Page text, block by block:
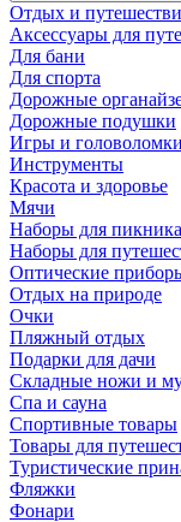
Отдых и
Аксессуары для
Для бани
Для спорта
Дорожные
Дорожные подушки
Игры и головоломки
Инструменты
Красота и здоровье
Мячи
Наборы для пикника
Наборы для
Оптические
Отдых на природе
Очки
Пляжный отдых
Подарки для дачи
Складные ножи и
Спа и сауна
Спортивные товары
Товары для
Туристические
Фляжки
Фонари